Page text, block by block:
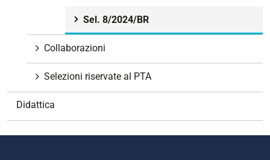
Sel. 8/2024/BR
Collaborazioni
Selezioni riservate al PTA
Didattica